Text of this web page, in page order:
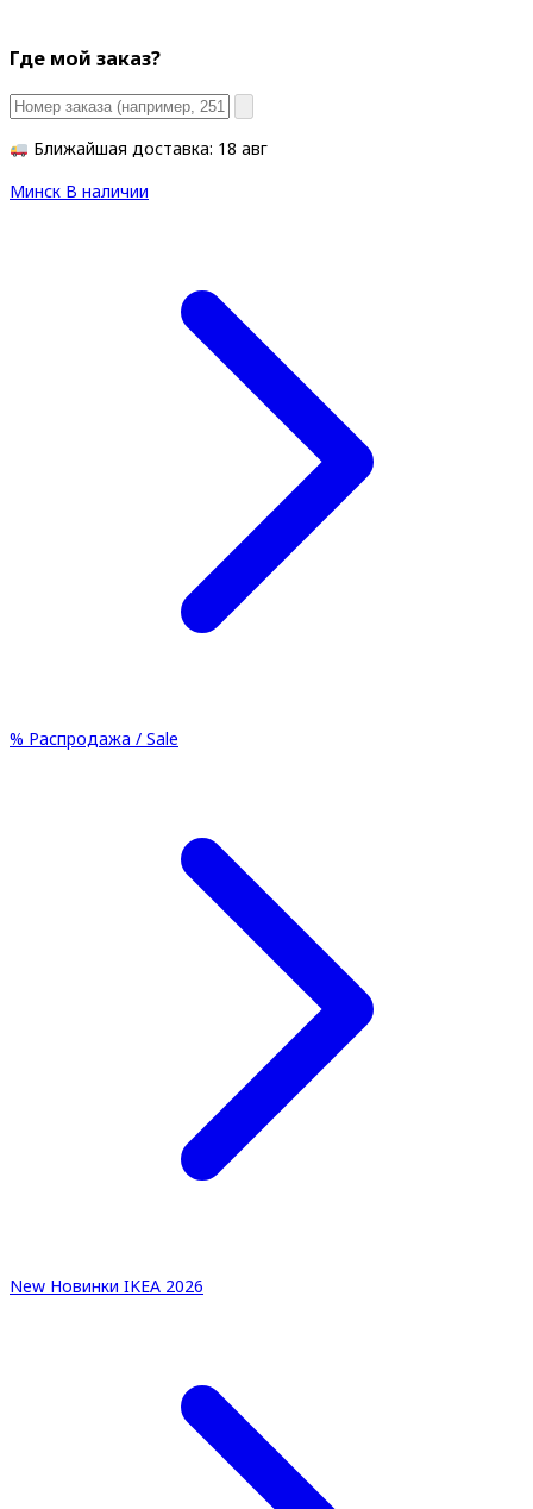
Где мой заказ?
Ближайшая доставка: 18 авг
Минск В наличии
% Распродажа / Sale
New Новинки IKEA 2026